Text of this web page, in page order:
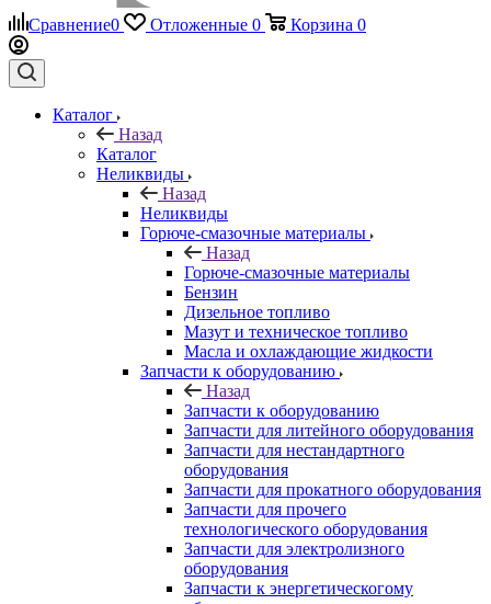
Сравнение0 Отложенные 0 Корзина 0
Каталог
Назад
Каталог
Неликвиды
Назад
Неликвиды
Горюче-смазочные материалы
Назад
Горюче-смазочные материалы
Бензин
Дизельное топливо
Мазут и техническое топливо
Масла и охлаждающие жидкости
Запчасти к оборудованию
Назад
Запчасти к оборудованию
Запчасти для литейного оборудования
Запчасти для нестандартного
оборудования
Запчасти для прокатного оборудования
Запчасти для прочего
технологического оборудования
Запчасти для электролизного
оборудования
Запчасти к энергетическогому